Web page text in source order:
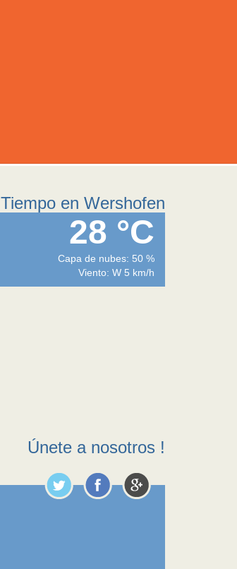
Tiempo en Wershofen
28 °C
Capa de nubes: 50 %
Viento: W 5 km/h
Únete a nosotros !